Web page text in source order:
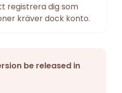
registrera dig som
kräver dock konto.
be released in